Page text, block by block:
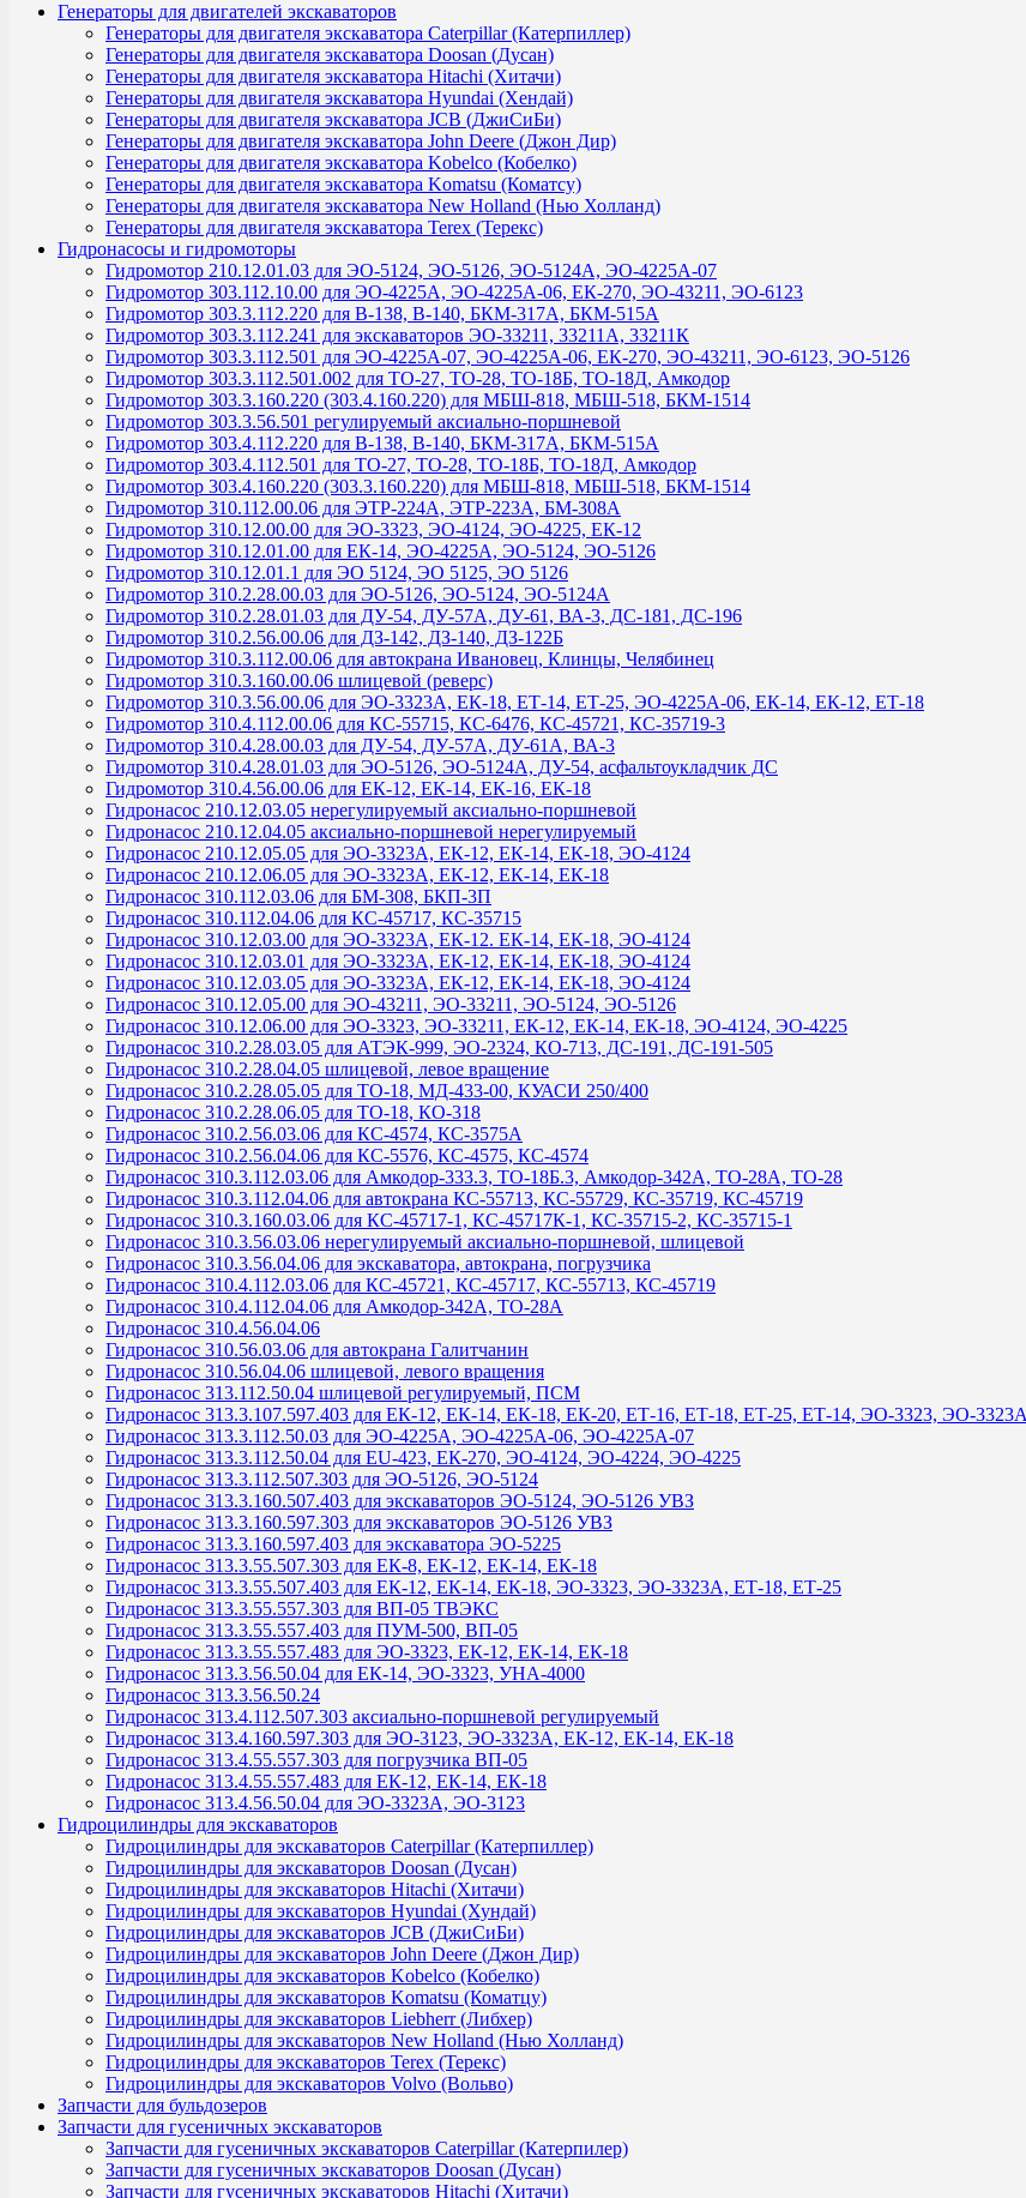
Генераторы для двигателей экскаваторов
Генераторы для двигателя экскаватора Caterpillar (Катерпиллер)
Генераторы для двигателя экскаватора Doosan (Дусан)
Генераторы для двигателя экскаватора Hitachi (Хитачи)
Генераторы для двигателя экскаватора Hyundai (Хендай)
Генераторы для двигателя экскаватора JCB (ДжиСиБи)
Генераторы для двигателя экскаватора John Deere (Джон Дир)
Генераторы для двигателя экскаватора Kobelco (Кобелко)
Генераторы для двигателя экскаватора Komatsu (Коматсу)
Генераторы для двигателя экскаватора New Holland (Нью Холланд)
Генераторы для двигателя экскаватора Terex (Терекс)
Гидронасосы и гидромоторы
Гидромотор 210.12.01.03 для ЭО-5124, ЭО-5126, ЭО-5124А, ЭО-4225А-07
Гидромотор 303.112.10.00 для ЭО-4225А, ЭО-4225А-06, ЕК-270, ЭО-43211, ЭО-6123
Гидромотор 303.3.112.220 для В-138, В-140, БКМ-317А, БКМ-515А
Гидромотор 303.3.112.241 для экскаваторов ЭО-33211, 33211А, 33211К
Гидромотор 303.3.112.501 для ЭО-4225А-07, ЭО-4225А-06, ЕК-270, ЭО-43211, ЭО-6123, ЭО-5126
Гидромотор 303.3.112.501.002 для ТО-27, ТО-28, ТО-18Б, ТО-18Д, Амкодор
Гидромотор 303.3.160.220 (303.4.160.220) для МБШ-818, МБШ-518, БКМ-1514
Гидромотор 303.3.56.501 регулируемый аксиально-поршневой
Гидромотор 303.4.112.220 для В-138, В-140, БКМ-317А, БКМ-515А
Гидромотор 303.4.112.501 для ТО-27, ТО-28, ТО-18Б, ТО-18Д, Амкодор
Гидромотор 303.4.160.220 (303.3.160.220) для МБШ-818, МБШ-518, БКМ-1514
Гидромотор 310.112.00.06 для ЭТР-224А, ЭТР-223А, БМ-308А
Гидромотор 310.12.00.00 для ЭО-3323, ЭО-4124, ЭО-4225, ЕК-12
Гидромотор 310.12.01.00 для ЕК-14, ЭО-4225А, ЭО-5124, ЭО-5126
Гидромотор 310.12.01.1 для ЭО 5124, ЭО 5125, ЭО 5126
Гидромотор 310.2.28.00.03 для ЭО-5126, ЭО-5124, ЭО-5124А
Гидромотор 310.2.28.01.03 для ДУ-54, ДУ-57А, ДУ-61, ВА-3, ДС-181, ДС-196
Гидромотор 310.2.56.00.06 для ДЗ-142, ДЗ-140, ДЗ-122Б
Гидромотор 310.3.112.00.06 для автокрана Ивановец, Клинцы, Челябинец
Гидромотор 310.3.160.00.06 шлицевой (реверс)
Гидромотор 310.3.56.00.06 для ЭО-3323А, ЕК-18, ЕТ-14, ЕТ-25, ЭО-4225А-06, ЕК-14, ЕК-12, ЕТ-18
Гидромотор 310.4.112.00.06 для КС-55715, КС-6476, КС-45721, КС-35719-3
Гидромотор 310.4.28.00.03 для ДУ-54, ДУ-57А, ДУ-61А, ВА-3
Гидромотор 310.4.28.01.03 для ЭО-5126, ЭО-5124А, ДУ-54, асфальтоукладчик ДС
Гидромотор 310.4.56.00.06 для ЕК-12, ЕК-14, ЕК-16, ЕК-18
Гидронасос 210.12.03.05 нерегулируемый аксиально-поршневой
Гидронасос 210.12.04.05 аксиально-поршневой нерегулируемый
Гидронасос 210.12.05.05 для ЭО-3323А, ЕК-12, ЕК-14, ЕК-18, ЭО-4124
Гидронасос 210.12.06.05 для ЭО-3323А, ЕК-12, ЕК-14, ЕК-18
Гидронасос 310.112.03.06 для БМ-308, БКП-3П
Гидронасос 310.112.04.06 для КС-45717, КС-35715
Гидронасос 310.12.03.00 для ЭО-3323А, ЕК-12. ЕК-14, ЕК-18, ЭО-4124
Гидронасос 310.12.03.01 для ЭО-3323А, ЕК-12, ЕК-14, ЕК-18, ЭО-4124
Гидронасос 310.12.03.05 для ЭО-3323А, ЕК-12, ЕК-14, ЕК-18, ЭО-4124
Гидронасос 310.12.05.00 для ЭО-43211, ЭО-33211, ЭО-5124, ЭО-5126
Гидронасос 310.12.06.00 для ЭО-3323, ЭО-33211, ЕК-12, ЕК-14, ЕК-18, ЭО-4124, ЭО-4225
Гидронасос 310.2.28.03.05 для АТЭК-999, ЭО-2324, КО-713, ДС-191, ДС-191-505
Гидронасос 310.2.28.04.05 шлицевой, левое вращение
Гидронасос 310.2.28.05.05 для ТО-18, МД-433-00, КУАСИ 250/400
Гидронасос 310.2.28.06.05 для ТО-18, КО-318
Гидронасос 310.2.56.03.06 для КС-4574, КС-3575А
Гидронасос 310.2.56.04.06 для КС-5576, КС-4575, КС-4574
Гидронасос 310.3.112.03.06 для Амкодор-333.3, ТО-18Б.3, Амкодор-342А, ТО-28А, ТО-28
Гидронасос 310.3.112.04.06 для автокрана КС-55713, КС-55729, КС-35719, КС-45719
Гидронасос 310.3.160.03.06 для КС-45717-1, КС-45717К-1, КС-35715-2, КС-35715-1
Гидронасос 310.3.56.03.06 нерегулируемый аксиально-поршневой, шлицевой
Гидронасос 310.3.56.04.06 для экскаватора, автокрана, погрузчика
Гидронасос 310.4.112.03.06 для КС-45721, КС-45717, КС-55713, КС-45719
Гидронасос 310.4.112.04.06 для Амкодор-342А, ТО-28А
Гидронасос 310.4.56.04.06
Гидронасос 310.56.03.06 для автокрана Галитчанин
Гидронасос 310.56.04.06 шлицевой, левого вращения
Гидронасос 313.112.50.04 шлицевой регулируемый, ПСМ
Гидронасос 313.3.107.597.403 для ЕК-12, ЕК-14, ЕК-18, ЕК-20, ЕТ-16, ЕТ-18, ЕТ-25, ЕТ-14, ЭО-3323, ЭО-
Гидронасос 313.3.112.50.03 для ЭО-4225А, ЭО-4225А-06, ЭО-4225А-07
Гидронасос 313.3.112.50.04 для ЕU-423, ЕК-270, ЭО-4124, ЭО-4224, ЭО-4225
Гидронасос 313.3.112.507.303 для ЭО-5126, ЭО-5124
Гидронасос 313.3.160.507.403 для экскаваторов ЭО-5124, ЭО-5126 УВЗ
Гидронасос 313.3.160.597.303 для экскаваторов ЭО-5126 УВЗ
Гидронасос 313.3.160.597.403 для экскаватора ЭО-5225
Гидронасос 313.3.55.507.303 для ЕК-8, ЕК-12, ЕК-14, ЕК-18
Гидронасос 313.3.55.507.403 для ЕК-12, ЕК-14, ЕК-18, ЭО-3323, ЭО-3323А, ЕТ-18, ЕТ-25
Гидронасос 313.3.55.557.303 для ВП-05 ТВЭКС
Гидронасос 313.3.55.557.403 для ПУМ-500, ВП-05
Гидронасос 313.3.55.557.483 для ЭО-3323, ЕК-12, ЕК-14, ЕК-18
Гидронасос 313.3.56.50.04 для ЕК-14, ЭО-3323, УНА-4000
Гидронасос 313.3.56.50.24
Гидронасос 313.4.112.507.303 аксиально-поршневой регулируемый
Гидронасос 313.4.160.597.303 для ЭО-3123, ЭО-3323А, ЕК-12, ЕК-14, ЕК-18
Гидронасос 313.4.55.557.303 для погрузчика ВП-05
Гидронасос 313.4.55.557.483 для ЕК-12, ЕК-14, ЕК-18
Гидронасос 313.4.56.50.04 для ЭО-3323А, ЭО-3123
Гидроцилиндры для экскаваторов
Гидроцилиндры для экскаваторов Caterpillar (Катерпиллер)
Гидроцилиндры для экскаваторов Doosan (Дусан)
Гидроцилиндры для экскаваторов Hitachi (Хитачи)
Гидроцилиндры для экскаваторов Hyundai (Хундай)
Гидроцилиндры для экскаваторов JCB (ДжиСиБи)
Гидроцилиндры для экскаваторов John Deere (Джон Дир)
Гидроцилиндры для экскаваторов Kobelco (Кобелко)
Гидроцилиндры для экскаваторов Komatsu (Коматцу)
Гидроцилиндры для экскаваторов Liebherr (Либхер)
Гидроцилиндры для экскаваторов New Holland (Нью Холланд)
Гидроцилиндры для экскаваторов Terex (Терекс)
Гидроцилиндры для экскаваторов Volvo (Вольво)
Запчасти для бульдозеров
Запчасти для гусеничных экскаваторов
Запчасти для гусеничных экскаваторов Caterpillar (Катерпилер)
Запчасти для гусеничных экскаваторов Doosan (Дусан)
Запчасти для гусеничных экскаваторов Hitachi (Хитачи)